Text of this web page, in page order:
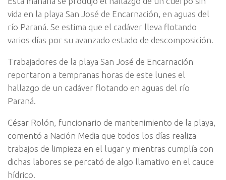
vida en la playa San José de Encarnación, en aguas del
río Paraná. Se estima que el cadáver lleva flotando
varios días por su avanzado estado de descomposición.
Trabajadores de la playa San José de Encarnación
reportaron a tempranas horas de este lunes el
hallazgo de un cadáver flotando en aguas del río
Paraná.
César Rolón, funcionario de mantenimiento de la playa,
comentó a Nación Media que todos los días realiza
trabajos de limpieza en el lugar y mientras cumplía con
dichas labores se percató de algo llamativo en el cauce
hídrico.